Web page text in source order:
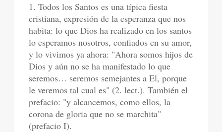
1. Todos los Santos es una típica fiesta
cristiana, expresión de la esperanza que nos
habita: lo que Dios ha realizado en los santos
lo esperamos nosotros, confiados en su amor,
y lo vivimos ya ahora: "Ahora somos hijos de
Dios y aún no se ha manifestado lo que
seremos… seremos semejantes a El, porque
le veremos tal cual es" (2. lect.). También el
prefacio: "y alcancemos, como ellos, la
corona de gloria que no se marchita"
(prefacio I).